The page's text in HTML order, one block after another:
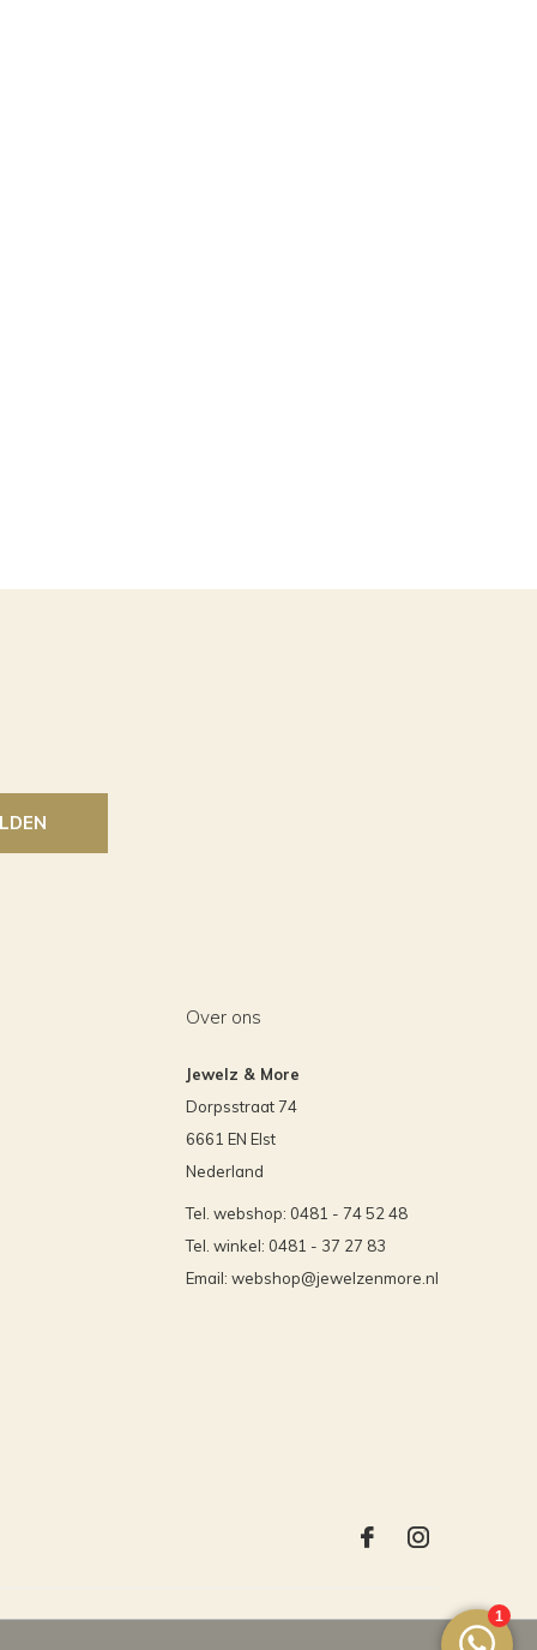
Over ons
Jewelz & More
Dorpsstraat 74
6661 EN Elst
Nederland
Tel. webshop: 0481 - 74 52 48
Tel. winkel: 0481 - 37 27 83
Email: webshop@jewelzenmore.nl